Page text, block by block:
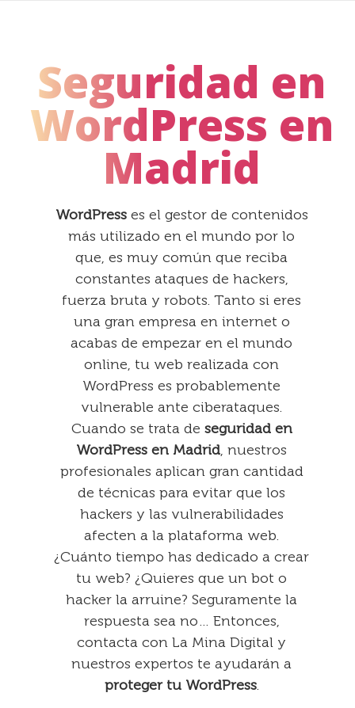
Seguridad en
WordPress en
Madrid
WordPresses el gestor de contenidos
más utilizado en el mundo por lo
que, es muy común que reciba
constantes ataques de hackers,
fuerza bruta y robots. Tanto si eres
una gran empresa en internet o
acabas de empezar en el mundo
online, tu web realizada con
WordPress es probablemente
vulnerable ante ciberataques.
Cuando se trata de seguridad en
WordPress en Madrid, nuestros
profesionales aplican gran cantidad
de técnicas para evitar que los
hackers y las vulnerabilidades
afecten a la plataforma web.
¿Cuánto tiempo has dedicado a crear
tu web? ¿Quieres que un bot o
hacker la arruine? Seguramente la
respuesta sea no… Entonces,
contacta con La Mina Digital y
nuestros expertos te ayudarán a
proteger tu WordPress.